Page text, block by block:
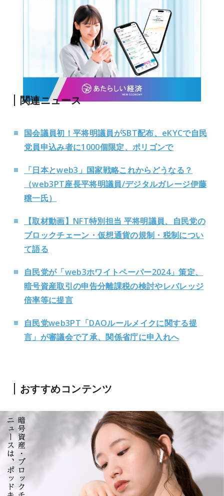
関連ニュース
国会議員初！平将明議員がSBT配布、eKYCで自民
党員申込み者に1000個限定、ポリゴンで
「日本とweb3」国家戦略これからどうなる？
（web3PT座長平将明議員/デジタルガレージ伊藤
穣一氏）
【取材動画】NFT特別担当 平将明議員、自民党の
ブロックチェーン・仮想通貨の規制・税制につい
て語る
自民党が「web3ホワイトペーパー2024」策定、
暗号資産取引の申告分離課税の検討やレバレッジ
倍率等に提言
自民党web3PT「DAOルールメイクに関する提
言」が審議会で了承、関係省庁に申入れへ
おすすめコンテンツ